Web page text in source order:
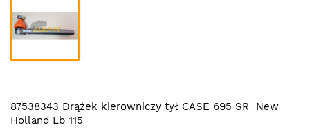
87538343 Drążek kierowniczy tył CASE 695 SR New
Holland Lb 115